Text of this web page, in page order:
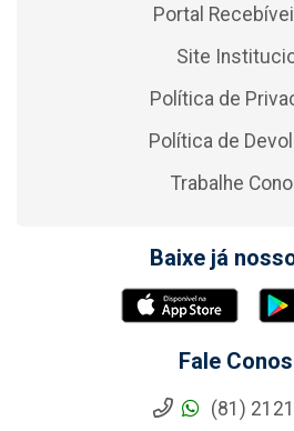
Portal
Site
Política de
Política de
Trabalhe
Baixe já
Fale
(81)